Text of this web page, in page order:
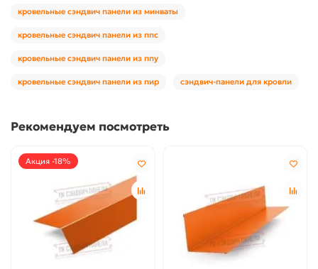
кровельные сэндвич панели из минваты
кровельные сэндвич панели из ппс
кровельные сэндвич панели из ппу
кровельные сэндвич панели из пир сэндвич-панели для кровли
Рекомендуем посмотреть
Акция -18%